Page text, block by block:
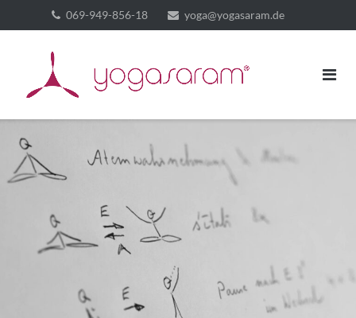
069-949-856-18 yoga@yogasaram.de